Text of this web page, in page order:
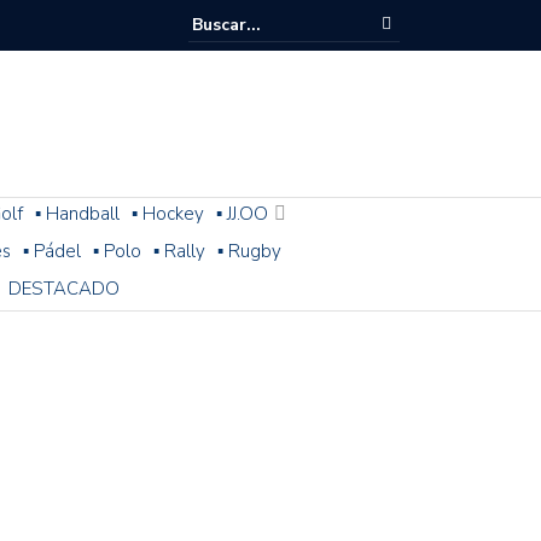
▪ Handball ▪ Hockey ▪ JJ.OO
▪ Pádel ▪ Polo ▪ Rally ▪ Rugby
DESTACADO